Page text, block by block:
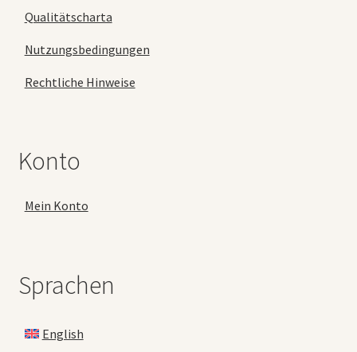
Qualitätscharta
Nutzungsbedingungen
Rechtliche Hinweise
Konto
Mein Konto
Sprachen
English